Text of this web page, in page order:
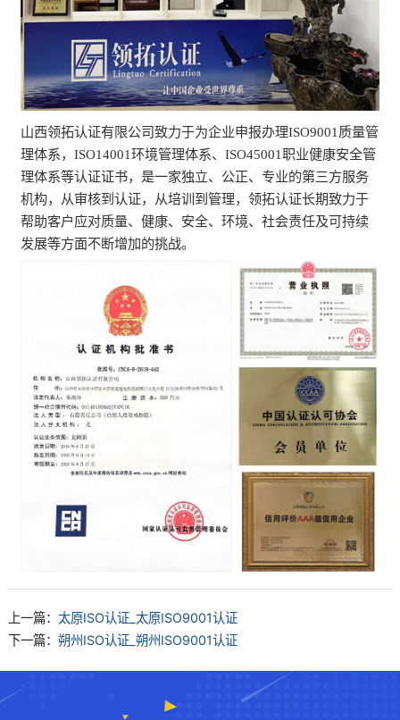
山西领拓认证有限公司致力于为企业申报办理ISO9001质量管
理体系，ISO14001环境管理体系、ISO45001职业健康安全管
理体系等认证证书，是一家独立、公正、专业的第三方服务
机构，从审核到认证，从培训到管理，领拓认证长期致力于
帮助客户应对质量、健康、安全、环境、社会责任及可持续
发展等方面不断增加的挑战。
上一篇： 太原ISO认证_太原ISO9001认证
下一篇： 朔州ISO认证_朔州ISO9001认证